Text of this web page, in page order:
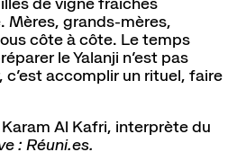
Mères, grands-mères,
côte à côte. Le temps
le Yalanji n’est pas
accomplir un rituel, faire
Al Kafri, interprète du
: Réuni.es.